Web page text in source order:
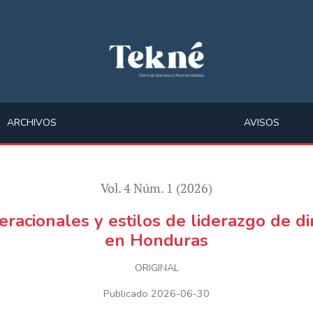
del sector maquilero en Honduras
ARCHIVOS AVISOS
Vol. 4 Núm. 1 (2026)
y estilos de liderazgo de
en Honduras
ORIGINAL
Publicado 2026-06-30